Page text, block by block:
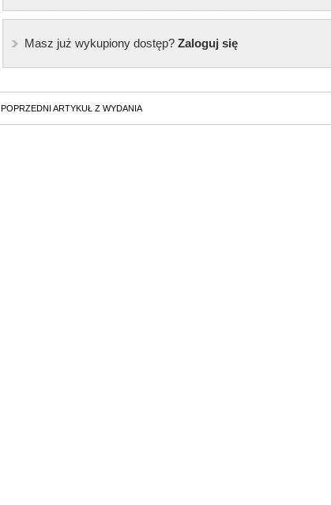
Masz już wykupiony dostęp?Zaloguj się
POPRZEDNI ARTYKUŁ Z WYDANIA